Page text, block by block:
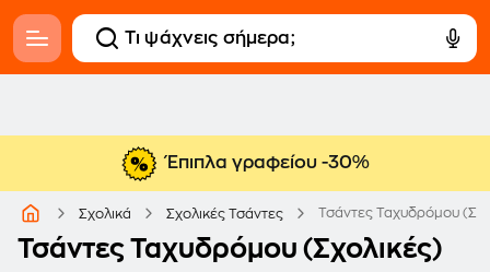
Έπιπλα γραφείου -30%
Σχολικά Σχολικές Τσάντες Τσάντες Ταχυδρόμου
Τσάντες Ταχυδρόμου (Σχολικές)